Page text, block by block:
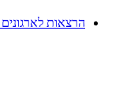
הרצאות לארגונים